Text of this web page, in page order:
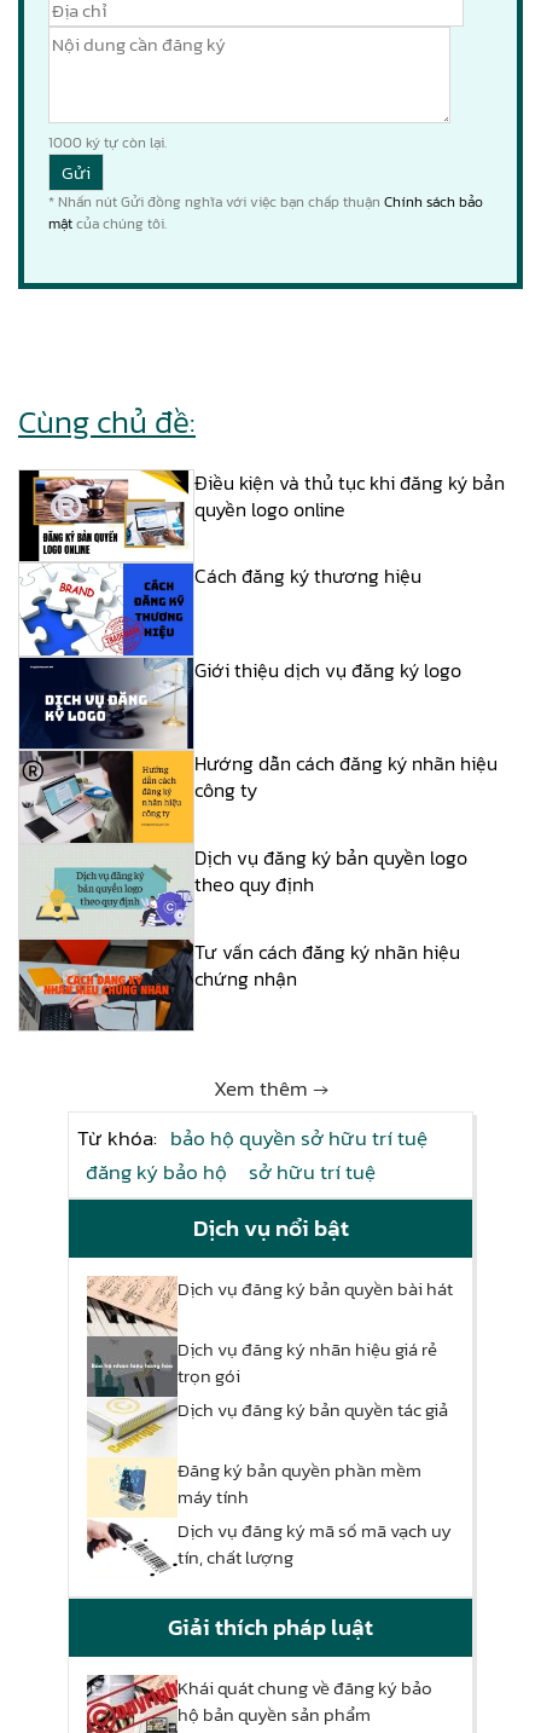
1000 ký tự còn lại.
* Nhấn nút Gửi đồng nghĩa với việc bạn chấp thuận Chính sách bảo
mậtcủa chúng tôi.
Cùng chủ đề:
Điều kiện và thủ tục khi đăng ký bản
quyền logo online
Cách đăng ký thương hiệu
Giới thiệu dịch vụ đăng ký logo
Hướng dẫn cách đăng ký nhãn hiệu
công ty
Dịch vụ đăng ký bản quyền logo
theo quy định
Tư vấn cách đăng ký nhãn hiệu
chứng nhận
Xem thêm →
Từ khóa: bảo hộ quyền sở hữu trí tuệ
đăng ký bảo hộ
sở hữu trí tuệ
Dịch vụ nổi bật
Dịch vụ đăng ký bản quyền bài hát
Dịch vụ đăng ký nhãn hiệu giá rẻ
trọn gói
Dịch vụ đăng ký bản quyền tác giả
Đăng ký bản quyền phần mềm
máy tính
Dịch vụ đăng ký mã số mã vạch uy
tín, chất lượng
Giải thích pháp luật
Khái quát chung về đăng ký bảo
hộ bản quyền sản phẩm